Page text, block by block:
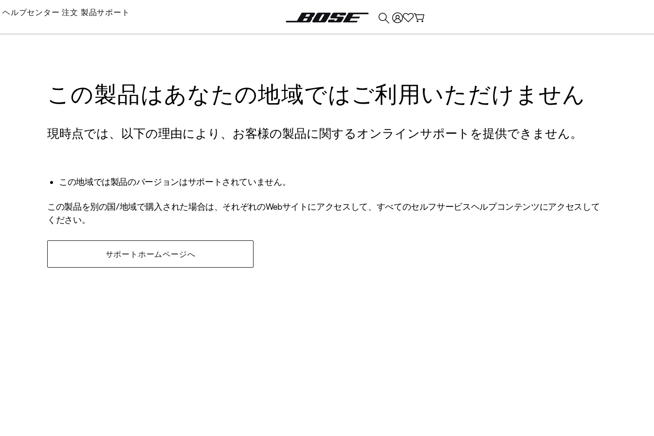
Skip
Main
ヘルプセンター 注文 製品サポート
この製品はあなたの地域ではご利用いただけません
現時点では、以下の理由により、お客様の製品に関するオンラインサポートを提供できません。
この地域では製品のバージョンはサポートされていません。
この製品を別の国/地域で購入された場合は、それぞれのWebサイトにアクセスして、すべてのセルフサービスヘルプコンテンツにアクセスして
ください。
サポートホームページへ